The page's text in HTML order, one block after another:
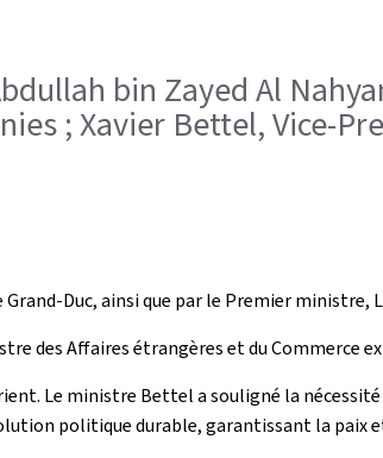
bin Zayed Al
; Xavier Bettel, Vice-
Duc, ainsi que par le Premier ministre,
des Affaires étrangères et du Commerce
Le ministre Bettel a souligné la
politique durable, garantissant la paix